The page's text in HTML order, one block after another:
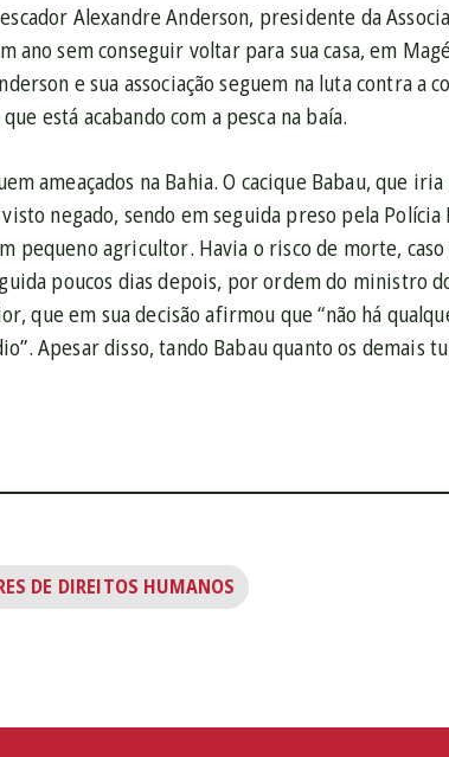
Alexandre Anderson, presidente da
ano sem conseguir voltar para sua casa, em
e sua associação seguem na luta contra a
está acabando com a pesca na baía.
ameaçados na Bahia. O cacique Babau, que iria
negado, sendo em seguida preso pela Polícia
pequeno agricultor. Havia o risco de morte,
poucos dias depois, por ordem do ministro
que em sua decisão afirmou que “não há
Apesar disso, tando Babau quanto os demais
DE DIREITOS HUMANOS